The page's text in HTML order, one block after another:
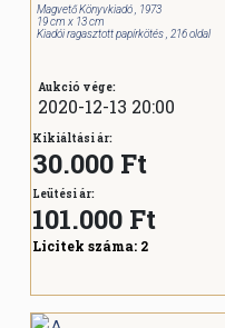
Magvető Könyvkiadó , 1973
19 cm x 13 cm
Kiadói ragasztott papírkötés , 216 oldal
Aukció vége:
2020-12-13 20:00
Kikiáltási ár:
30.000 Ft
Leütési ár:
101.000 Ft
Licitek száma: 2